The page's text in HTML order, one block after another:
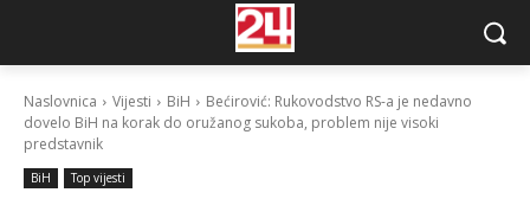
Naslovnica Vijesti BiH
Bećirović: Rukovodstvo RS-a je nedavno
dovelo BiH na korak do oružanog sukoba, problem nije visoki
predstavnik
BiH Top vijesti